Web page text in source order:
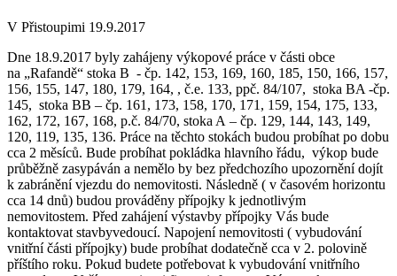
V Přistoupimi 19.9.2017
Dne 18.9.2017 byly zahájeny výkopové práce v části obce
na „Rafandě“ stoka B - čp. 142, 153, 169, 160, 185, 150, 166, 157,
156, 155, 147, 180, 179, 164, , č.e. 133, ppč. 84/107, stoka BA -čp.
145, stoka BB – čp. 161, 173, 158, 170, 171, 159, 154, 175, 133,
162, 172, 167, 168, p.č. 84/70, stoka A – čp. 129, 144, 143, 149,
120, 119, 135, 136. Práce na těchto stokách budou probíhat po dobu
cca 2 měsíců. Bude probíhat pokládka hlavního řádu, výkop bude
průběžně zasypáván a nemělo by bez předchozího upozornění dojít
k zabránění vjezdu do nemovitosti. Následně ( v časovém horizontu
cca 14 dnů) budou prováděny přípojky k jednotlivým
nemovitostem. Před zahájení výstavby přípojky Vás bude
kontaktovat stavbyvedoucí. Napojení nemovitosti ( vybudování
vnitřní části přípojky) bude probíhat dodatečně cca v 2. polovině
příštího roku. Pokud budete potřebovat k vybudování vnitřního